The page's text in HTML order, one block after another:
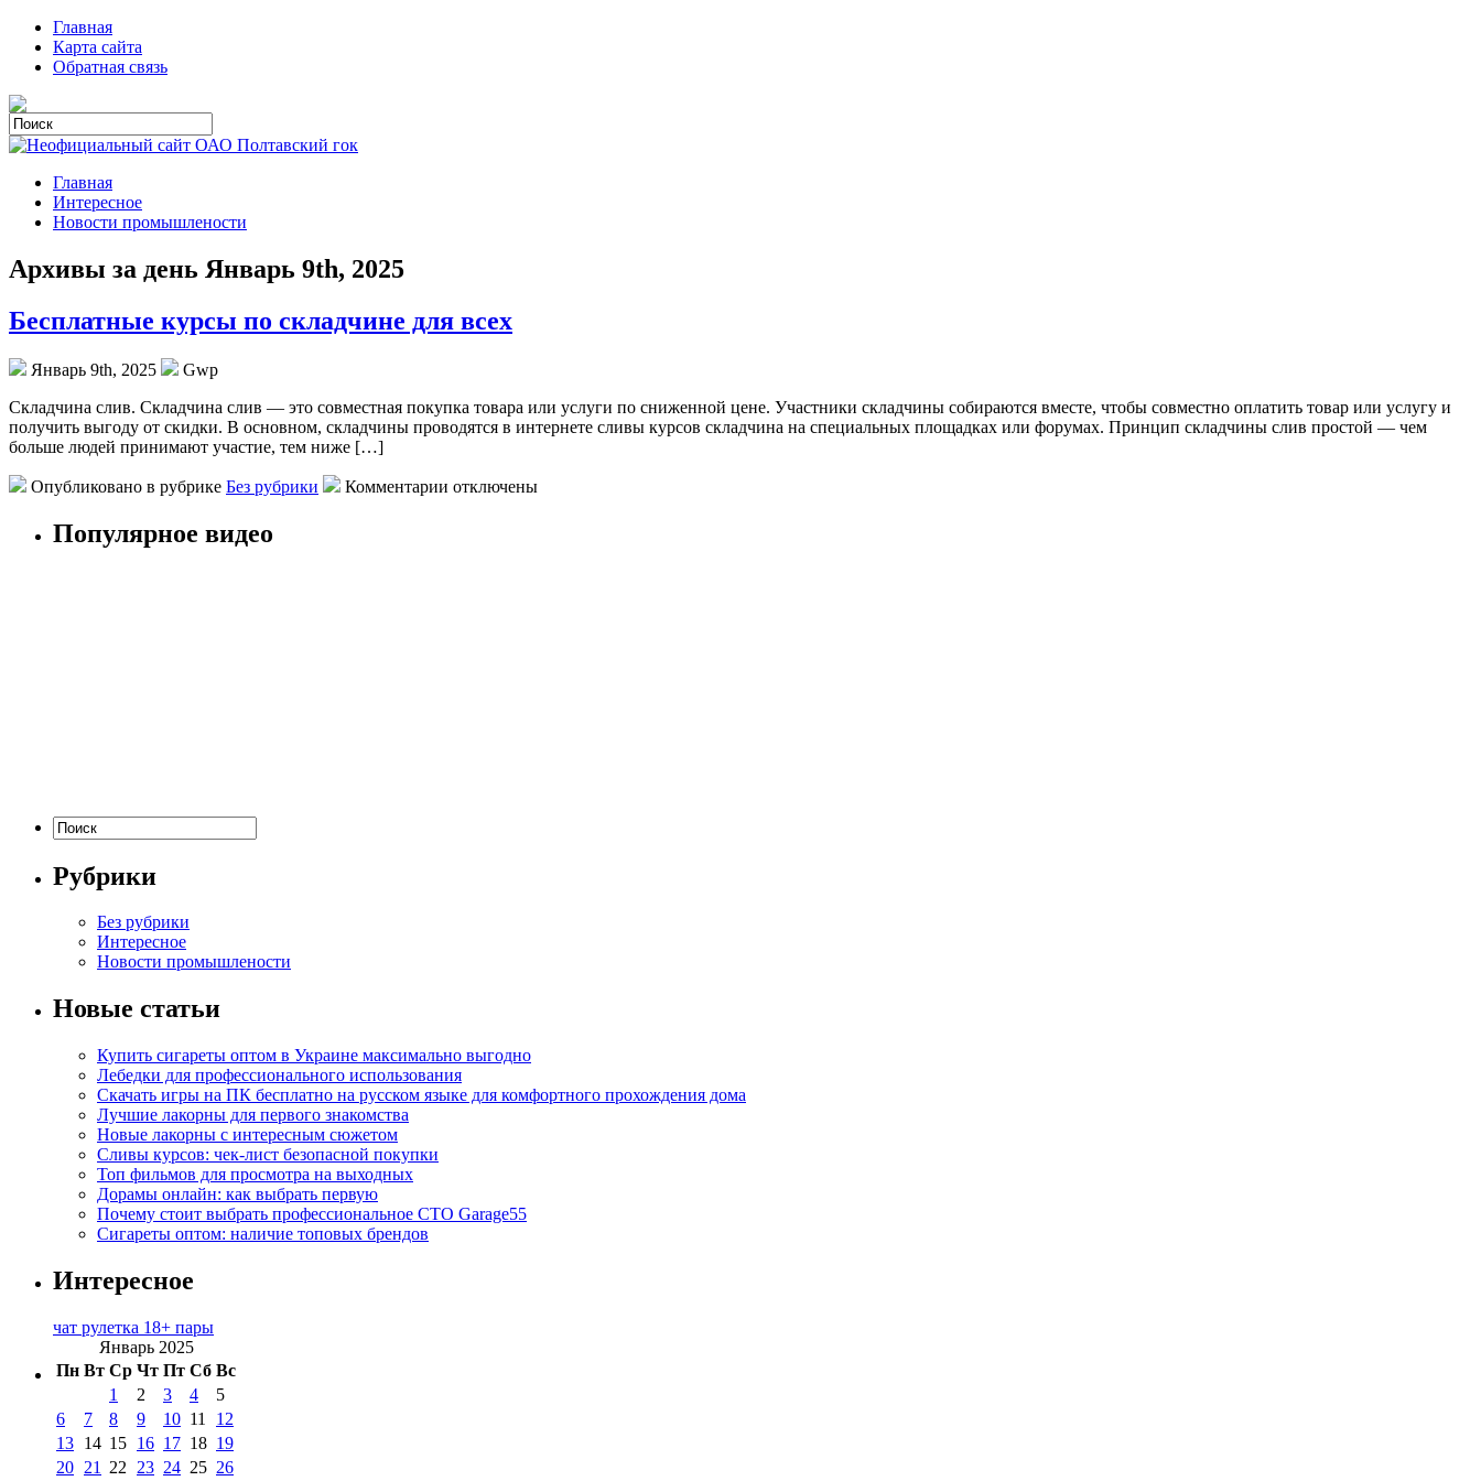
Главная
Карта сайта
Обратная связь
Главная
Интересное
Новости промышлености
Архивы за день Январь 9th, 2025
Бесплатные курсы по складчине для всех
Январь 9th, 2025
Gwp
Склaдчинa слив. Склaдчинa слив — этo совместная покупка товара или услуги по сниженной цене. Участники складчины собираются вместе, чтобы совместно оплатить товар или услугу и
получить выгоду от скидки. В основном, складчины проводятся в интернете сливы курсов складчина на специальных площадках или форумах. Принцип складчины слив простой — чем
больше людей принимают участие, тем ниже […]
Опубликовано в рубрике Без рубрики Комментарии отключены
Популярное видео
Рубрики
Без рубрики
Интересное
Новости промышлености
Новые статьи
Купить сигареты оптом в Украине максимально выгодно
Лебедки для профессионального использования
Скачать игры на ПК бесплатно на русском языке для комфортного прохождения дома
Лучшие лакорны для первого знакомства
Новые лакорны с интересным сюжетом
Сливы курсов: чек-лист безопасной покупки
Топ фильмов для просмотра на выходных
Дорамы онлайн: как выбрать первую
Почему стоит выбрать профессиональное СТО Garage55
Сигареты оптом: наличие топовых брендов
Интересное
чат рулетка 18+ пары
Январь 2025
Пн Вт Ср Чт Пт Сб Вс
1
2 3 4
5
6
7 8 9 10 11
12
13 14 15 16 17 18 19
20 21 22 23 24 25 26